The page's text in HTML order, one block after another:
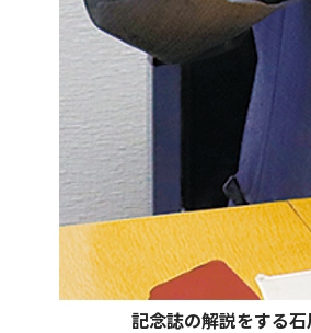
記念誌の解説をする石